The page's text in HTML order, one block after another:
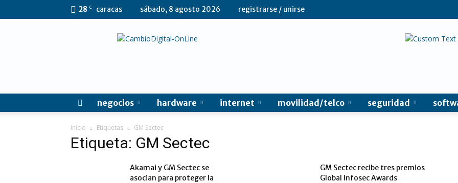
28 C caracas sábado, 8 agosto 2026 registrarse / unirse
CambioDigital
negocios hardware internet movilidad/telco seguridad
Inicio Etiquetas GM Sectec
Etiqueta: GM Sectec
Akamai y GM Sectec se
asocian para proteger la
GM Sectec recibe tres premios
Global Infosec Awards